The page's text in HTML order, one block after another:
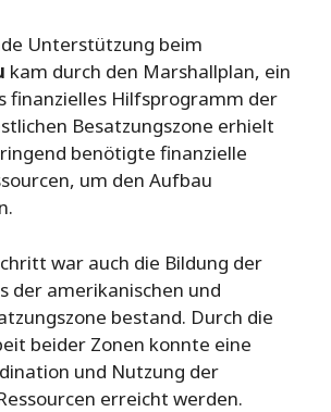
Unterstützung beim
kam durch den Marshallplan, ein
finanzielles Hilfsprogramm der
Besatzungszone erhielt
benötigte finanzielle
um den Aufbau
war auch die Bildung der
der amerikanischen und
bestand. Durch die
beider Zonen konnte eine
und Nutzung der
erreicht werden.